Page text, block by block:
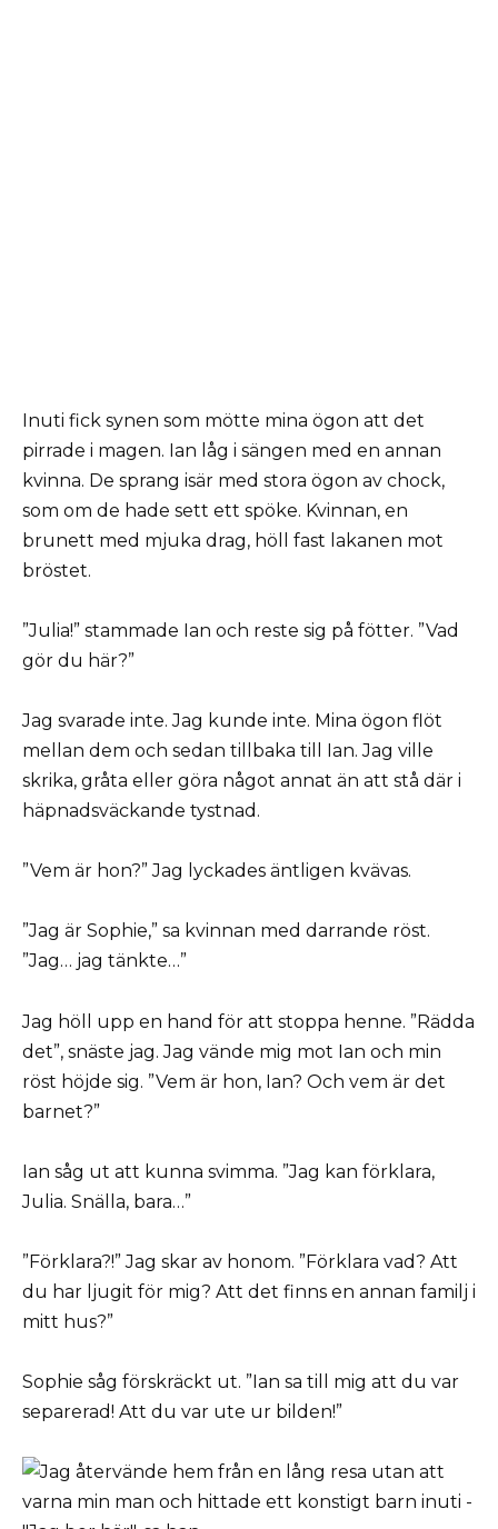
Inuti fick synen som mötte mina ögon att det
pirrade i magen. Ian låg i sängen med en annan
kvinna. De sprang isär med stora ögon av chock,
som om de hade sett ett spöke. Kvinnan, en
brunett med mjuka drag, höll fast lakanen mot
bröstet.
”Julia!” stammade Ian och reste sig på fötter. ”Vad
gör du här?”
Jag svarade inte. Jag kunde inte. Mina ögon flöt
mellan dem och sedan tillbaka till Ian. Jag ville
skrika, gråta eller göra något annat än att stå där i
häpnadsväckande tystnad.
”Vem är hon?” Jag lyckades äntligen kvävas.
”Jag är Sophie,” sa kvinnan med darrande röst.
”Jag… jag tänkte…”
Jag höll upp en hand för att stoppa henne. ”Rädda
det”, snäste jag. Jag vände mig mot Ian och min
röst höjde sig. ”Vem är hon, Ian? Och vem är det
barnet?”
Ian såg ut att kunna svimma. ”Jag kan förklara,
Julia. Snälla, bara…”
”Förklara?!” Jag skar av honom. ”Förklara vad? Att
du har ljugit för mig? Att det finns en annan familj i
mitt hus?”
Sophie såg förskräckt ut. ”Ian sa till mig att du var
separerad! Att du var ute ur bilden!”